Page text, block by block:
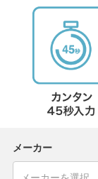
メーカー